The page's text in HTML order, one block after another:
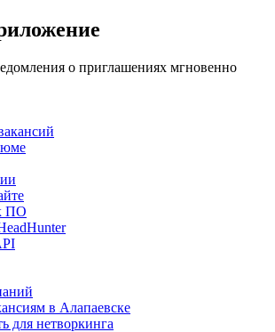
о приглашениях мгновенно
ПО
в Алапаевске
для нетворкинга